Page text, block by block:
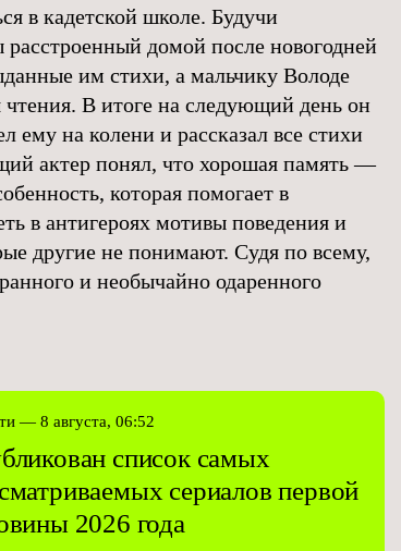
в кадетской школе. Будучи
домой после новогодней
им стихи, а мальчику Володе
чтения. В итоге на следующий день он
ему на колени и рассказал все стихи
актер понял, что хорошая память —
которая помогает в
в антигероях мотивы поведения и
другие не понимают. Судя по всему,
и необычайно одаренного
— 8 августа, 06:52
список самых
сериалов первой
2026 года